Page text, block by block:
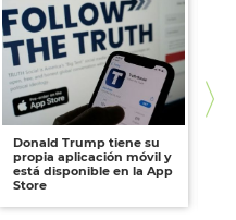
Donald Trump tiene su
propia aplicación móvil y
está disponible en la App
Store